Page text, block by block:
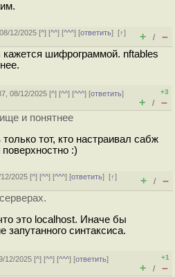
12/2025 [^] [^^] [^^^] [ответить][↑]
+ / –
кажется шифрограммой. nftables
08/12/2025 [^] [^^] [^^^] [ответить]
+3
+ / –
и понятнее
тот, кто настраивал сабж
:)
2025 [^] [^^] [^^^] [ответить][↑]
+ / –
это localhost. Иначе бы
запутанного синтаксиса.
12/2025 [^] [^^] [^^^] [ответить]
+1
+ / –